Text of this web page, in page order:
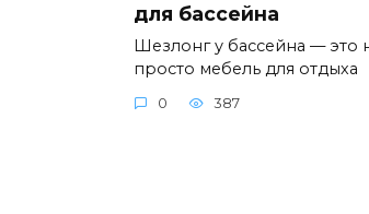
для бассейна
Шезлонг у бассейна — это
просто мебель для отдыха
0 387